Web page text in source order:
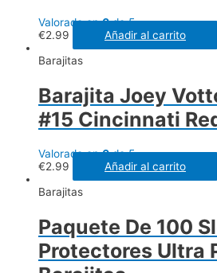
Valorado en0de 5
€2.99
Añadir al carrito
Barajitas
Barajita Joey
#15 Cincinnati
Valorado en0de 5
€2.99
Añadir al carrito
Barajitas
Paquete De 100
Protectores Ultra